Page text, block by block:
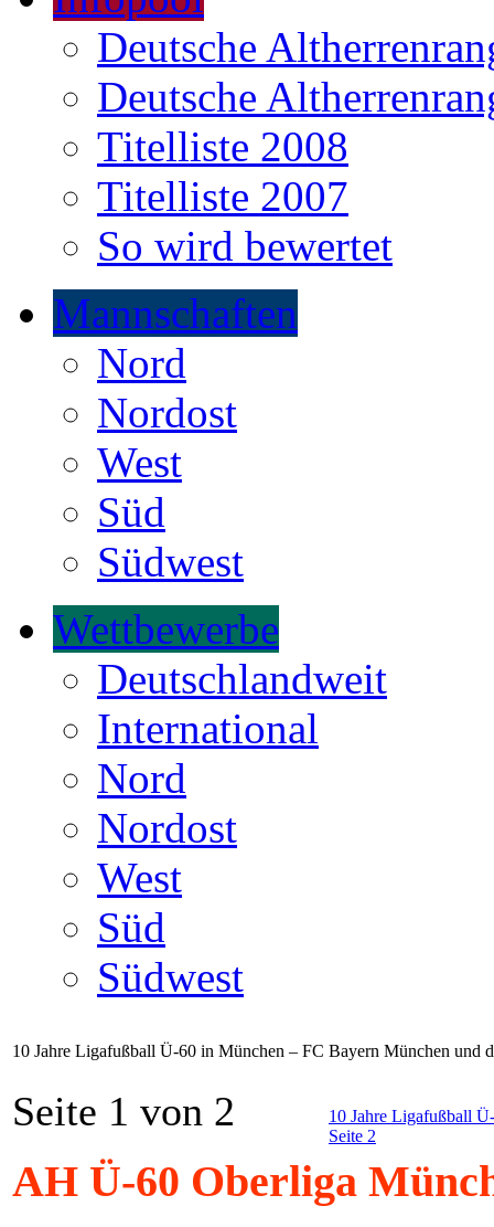
Deutsche
Deutsche
Titelliste 2008
Titelliste 2007
So wird bewertet
Mannschaften
Nord
Nordost
West
Süd
Südwest
Wettbewerbe
Deutschlandweit
International
Nord
Nordost
West
Süd
Südwest
10 Jahre Ligafußball Ü-60 in München – FC Bayern München und
10 Jahre Ligafußball
Seite 2
Seite 1 von 2
AH Ü-60 Oberliga